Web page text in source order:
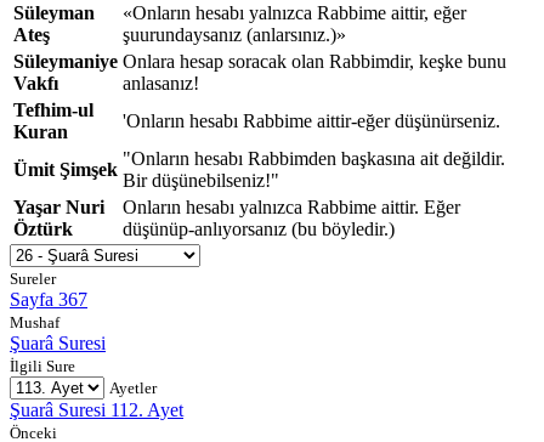
Süleyman
Ateş
«Onların hesabı yalnızca Rabbime aittir, eğer
şuurundaysanız (anlarsınız.)»
Süleymaniye
Vakfı
Onlara hesap soracak olan Rabbimdir, keşke bunu
anlasanız!
Tefhim-ul
Kuran
'Onların hesabı Rabbime aittir-eğer düşünürseniz.
Ümit Şimşek
"Onların hesabı Rabbimden başkasına ait değildir.
Bir düşünebilseniz!"
Yaşar Nuri
Öztürk
Onların hesabı yalnızca Rabbime aittir. Eğer
düşünüp-anlıyorsanız (bu böyledir.)
Sureler
Sayfa 367
Mushaf
Şuarâ Suresi
İlgili Sure
Ayetler
Şuarâ Suresi 112. Ayet
Önceki